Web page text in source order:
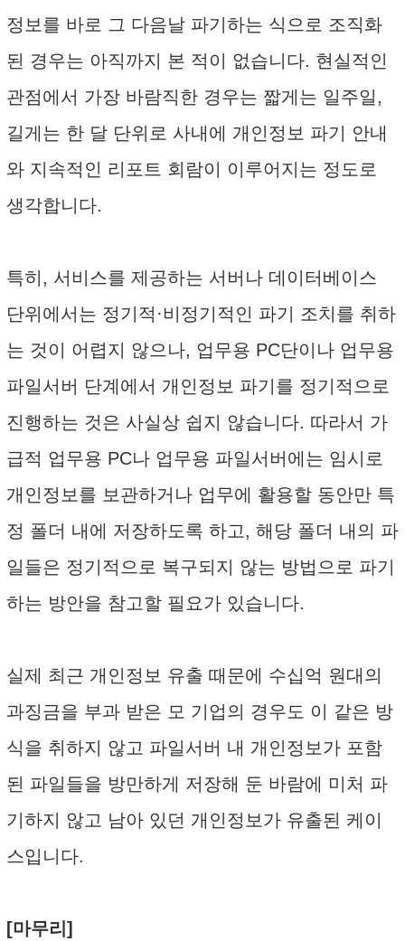
정보를 바로 그 다음날 파기하는 식으로 조직화
된 경우는 아직까지 본 적이 없습니다. 현실적인
관점에서 가장 바람직한 경우는 짧게는 일주일,
길게는 한 달 단위로 사내에 개인정보 파기 안내
와 지속적인 리포트 회람이 이루어지는 정도로
생각합니다.
특히, 서비스를 제공하는 서버나 데이터베이스
단위에서는 정기적·비정기적인 파기 조치를 취하
는 것이 어렵지 않으나, 업무용 PC단이나 업무용
파일서버 단계에서 개인정보 파기를 정기적으로
진행하는 것은 사실상 쉽지 않습니다. 따라서 가
급적 업무용 PC나 업무용 파일서버에는 임시로
개인정보를 보관하거나 업무에 활용할 동안만 특
정 폴더 내에 저장하도록 하고, 해당 폴더 내의 파
일들은 정기적으로 복구되지 않는 방법으로 파기
하는 방안을 참고할 필요가 있습니다.
실제 최근 개인정보 유출 때문에 수십억 원대의
과징금을 부과 받은 모 기업의 경우도 이 같은 방
식을 취하지 않고 파일서버 내 개인정보가 포함
된 파일들을 방만하게 저장해 둔 바람에 미처 파
기하지 않고 남아 있던 개인정보가 유출된 케이
스입니다.
[마무리]